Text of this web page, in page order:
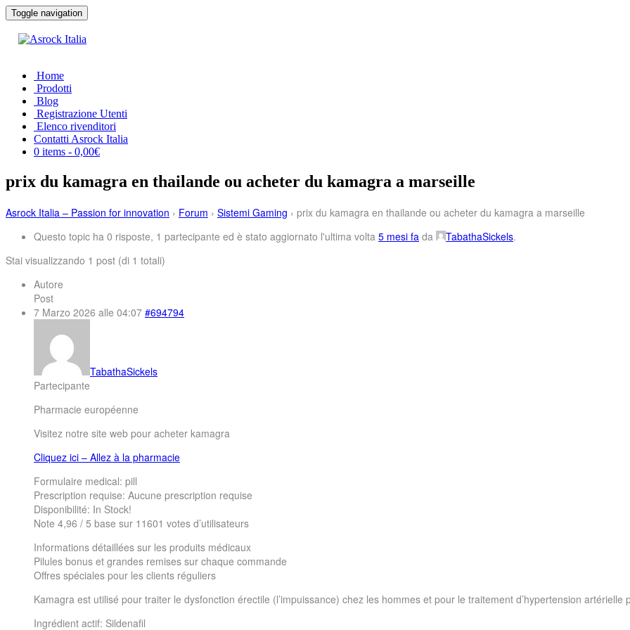
Toggle navigation
Home
Prodotti
Blog
Registrazione Utenti
Elenco rivenditori
Contatti Asrock Italia
0 items - 0,00€
prix du kamagra en thailande ou acheter du kamagra a marseille
Asrock Italia – Passion for innovation › Forum › Sistemi Gaming › prix du kamagra en thailande ou acheter du kamagra a marseille
Questo topic ha 0 risposte, 1 partecipante ed è stato aggiornato l'ultima volta 5 mesi fa da TabathaSickels.
Stai visualizzando 1 post (di 1 totali)
Autore
Post
7 Marzo 2026 alle 04:07 #694794
TabathaSickels
Partecipante
Pharmacie européenne
Visitez notre site web pour acheter kamagra
Cliquez ici – Allez à la pharmacie
Formulaire medical: pill
Prescription requise: Aucune prescription requise
Disponibilité: In Stock!
Note 4,96 / 5 base sur 11601 votes d’utilisateurs
Informations détaillées sur les produits médicaux
Pilules bonus et grandes remises sur chaque commande
Offres spéciales pour les clients réguliers
Kamagra est utilisé pour traiter le dysfonction érectile (l’impuissance) chez les hommes et pour le traitement d’hypertension artérielle
Ingrédient actif: Sildenafil